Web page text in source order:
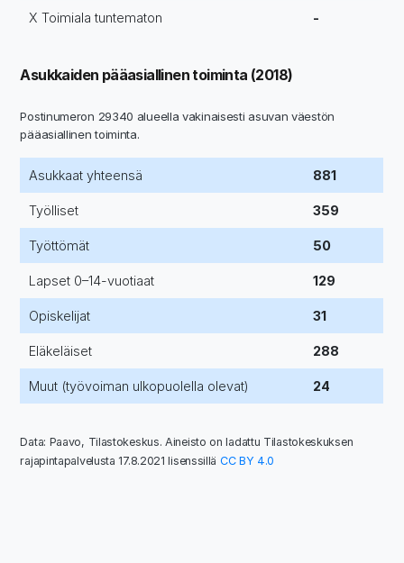
X Toimiala tuntematon -
Asukkaiden pääasiallinen toiminta (2018)
Postinumeron 29340 alueella vakinaisesti asuvan väestön
pääasiallinen toiminta.
Asukkaat yhteensä 881
Työlliset 359
Työttömät 50
Lapset 0–14-vuotiaat 129
Opiskelijat 31
Eläkeläiset 288
Muut (työvoiman ulkopuolella olevat) 24
Data: Paavo, Tilastokeskus. Aineisto on ladattu Tilastokeskuksen
rajapintapalvelusta 17.8.2021 lisenssillä CC BY 4.0